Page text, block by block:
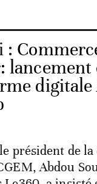
:
digitale
président de
Abdou